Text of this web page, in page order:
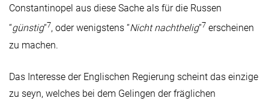
Constantinopel aus diese Sache als für die Russen
“günstig“7, oder wenigstens “Nicht nachthelig“7 erscheinen
zu machen.
Das Interesse der Englischen Regierung scheint das einzige
zu seyn, welches bei dem Gelingen der fräglichen